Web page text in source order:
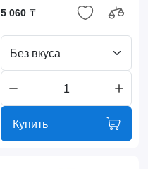
5 060 ₸
Без вкуса
Купить